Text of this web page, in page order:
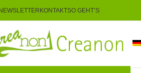
KONTAKTSO GEHT’S